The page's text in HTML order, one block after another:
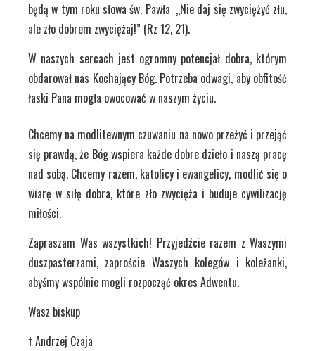
będą w tym roku słowa św. Pawła „Nie daj się zwyciężyć złu,
ale zło dobrem zwyciężaj!” (Rz 12, 21).
W naszych sercach jest ogromny potencjał dobra, którym
obdarował nas Kochający Bóg. Potrzeba odwagi, aby obfitość
łaski Pana mogła owocować w naszym życiu.
Chcemy na modlitewnym czuwaniu na nowo przeżyć i przejąć
się prawdą, że Bóg wspiera każde dobre dzieło i naszą pracę
nad sobą. Chcemy razem, katolicy i ewangelicy, modlić się o
wiarę w siłę dobra, które zło zwycięża i buduje cywilizację
miłości.
Zapraszam Was wszystkich! Przyjedźcie razem z Waszymi
duszpasterzami, zaproście Waszych kolegów i koleżanki,
abyśmy wspólnie mogli rozpocząć okres Adwentu.
Wasz biskup
† Andrzej Czaja